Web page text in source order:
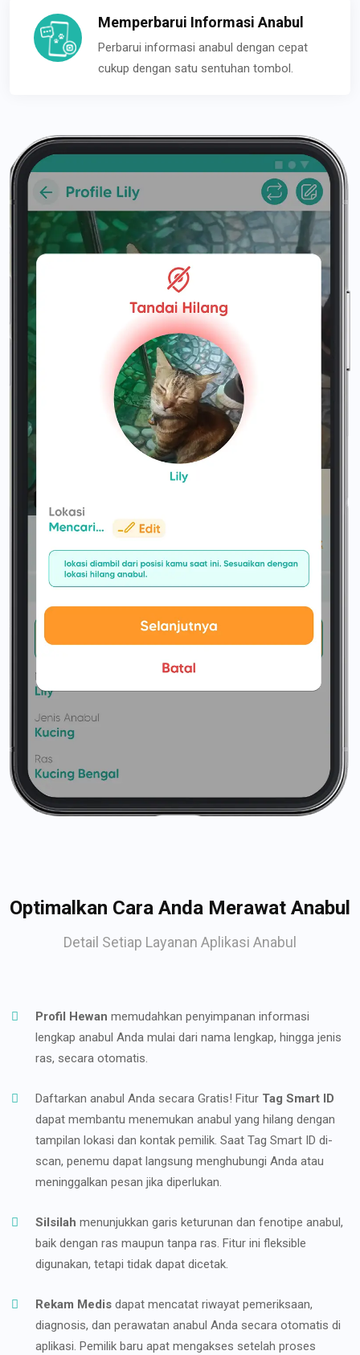
Memperbarui Informasi Anabul
Perbarui informasi anabul dengan cepat
cukup dengan satu sentuhan tombol.
Optimalkan Cara Anda Merawat Anabul
Detail Setiap Layanan Aplikasi Anabul
Profil Hewan memudahkan penyimpanan informasi
lengkap anabul Anda mulai dari nama lengkap, hingga jenis
ras, secara otomatis.
Daftarkan anabul Anda secara Gratis! Fitur Tag Smart ID
dapat membantu menemukan anabul yang hilang dengan
tampilan lokasi dan kontak pemilik. Saat Tag Smart ID di-
scan, penemu dapat langsung menghubungi Anda atau
meninggalkan pesan jika diperlukan.
Silsilah menunjukkan garis keturunan dan fenotipe anabul,
baik dengan ras maupun tanpa ras. Fitur ini fleksible
digunakan, tetapi tidak dapat dicetak.
Rekam Medis dapat mencatat riwayat pemeriksaan,
diagnosis, dan perawatan anabul Anda secara otomatis di
aplikasi. Pemilik baru apat mengakses setelah proses